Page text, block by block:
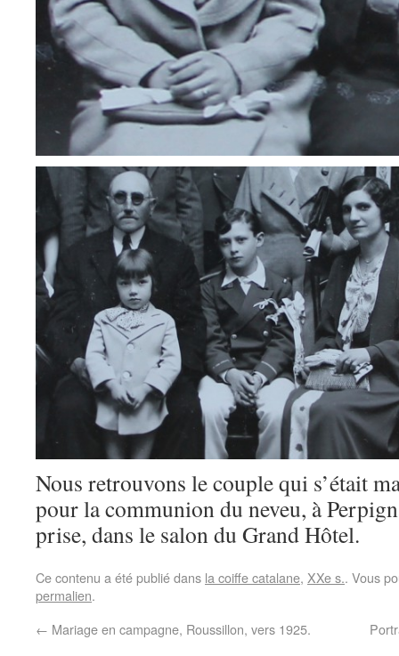
Nous retrouvons le couple qui s’était
pour la communion du neveu, à
prise, dans le salon du Grand Hôtel.
Ce contenu a été publié dans la coiffe catalane, XXe s.. Vous
permalien.
← Mariage en campagne, Roussillon, vers 1925.